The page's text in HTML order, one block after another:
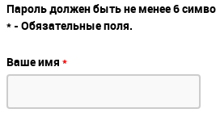
Пароль должен быть не менее 6
* - Обязательные поля.
Ваше имя *